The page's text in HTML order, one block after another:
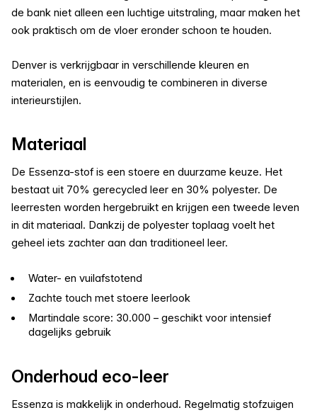
de bank niet alleen een luchtige uitstraling, maar maken het
ook praktisch om de vloer eronder schoon te houden.
Denver is verkrijgbaar in verschillende kleuren en
materialen, en is eenvoudig te combineren in diverse
interieurstijlen.
Materiaal
De Essenza-stof is een stoere en duurzame keuze. Het
bestaat uit 70% gerecycled leer en 30% polyester. De
leerresten worden hergebruikt en krijgen een tweede leven
in dit materiaal. Dankzij de polyester toplaag voelt het
geheel iets zachter aan dan traditioneel leer.
Water- en vuilafstotend
Zachte touch met stoere leerlook
Martindale score: 30.000 – geschikt voor intensief
dagelijks gebruik
Onderhoud eco-leer
Essenza is makkelijk in onderhoud. Regelmatig stofzuigen